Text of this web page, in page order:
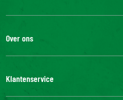
Over ons
De Bonduelle groep
Bonduelle Food Service
Klantenservice
Neem contact met ons op